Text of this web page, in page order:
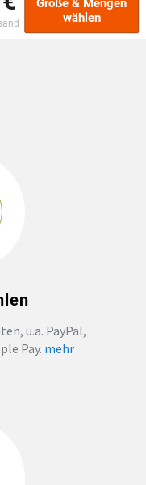
Größe & Mengen
wählen
u.a. PayPal,
Pay. mehr